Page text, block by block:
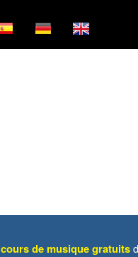
cours de musique gratuits